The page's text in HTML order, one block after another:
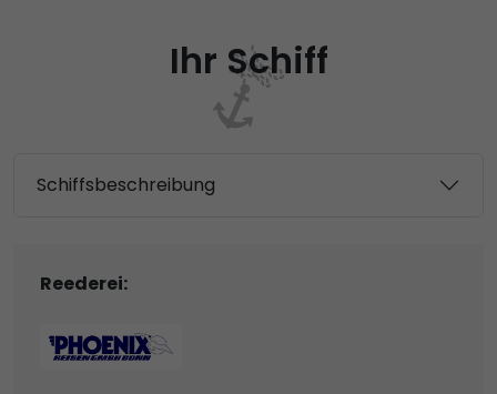
Ihr Schiff
Schiffsbeschreibung
Reederei: